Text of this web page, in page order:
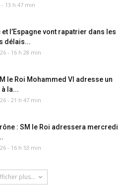
- 13 h 47 min
et l’Espagne vont rapatrier dans les
délais...
- 16 h 28 min
le Roi Mohammed VI adresse un
la...
- 21 h 47 min
: SM le Roi adressera mercredi
- 16 h 53 min
plus...